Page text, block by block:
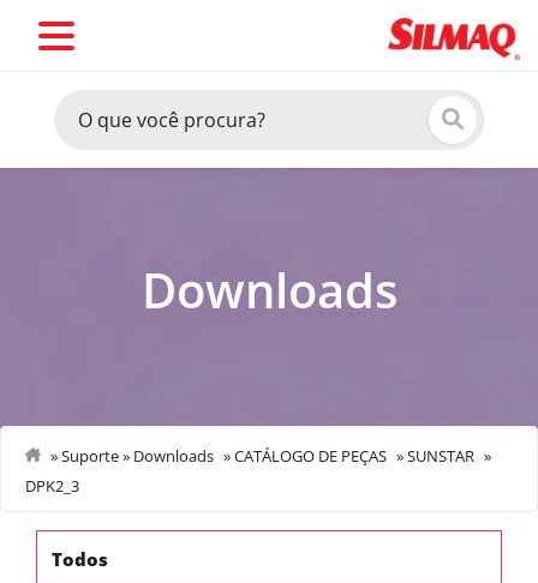
Downloads
»Suporte» Downloads »CATÁLOGO DE PEÇAS »SUNSTAR »
DPK2_3
Todos